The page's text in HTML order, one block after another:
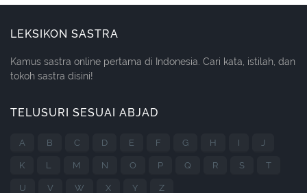
LEKSIKON SASTRA
Kamus sastra online pertama di Indonesia. Cari kata, istilah, dan
tokoh sastra disini!
TELUSURI SESUAI ABJAD
A B C D E F G H I J
K L M N O P Q R S T
U V W X Y Z